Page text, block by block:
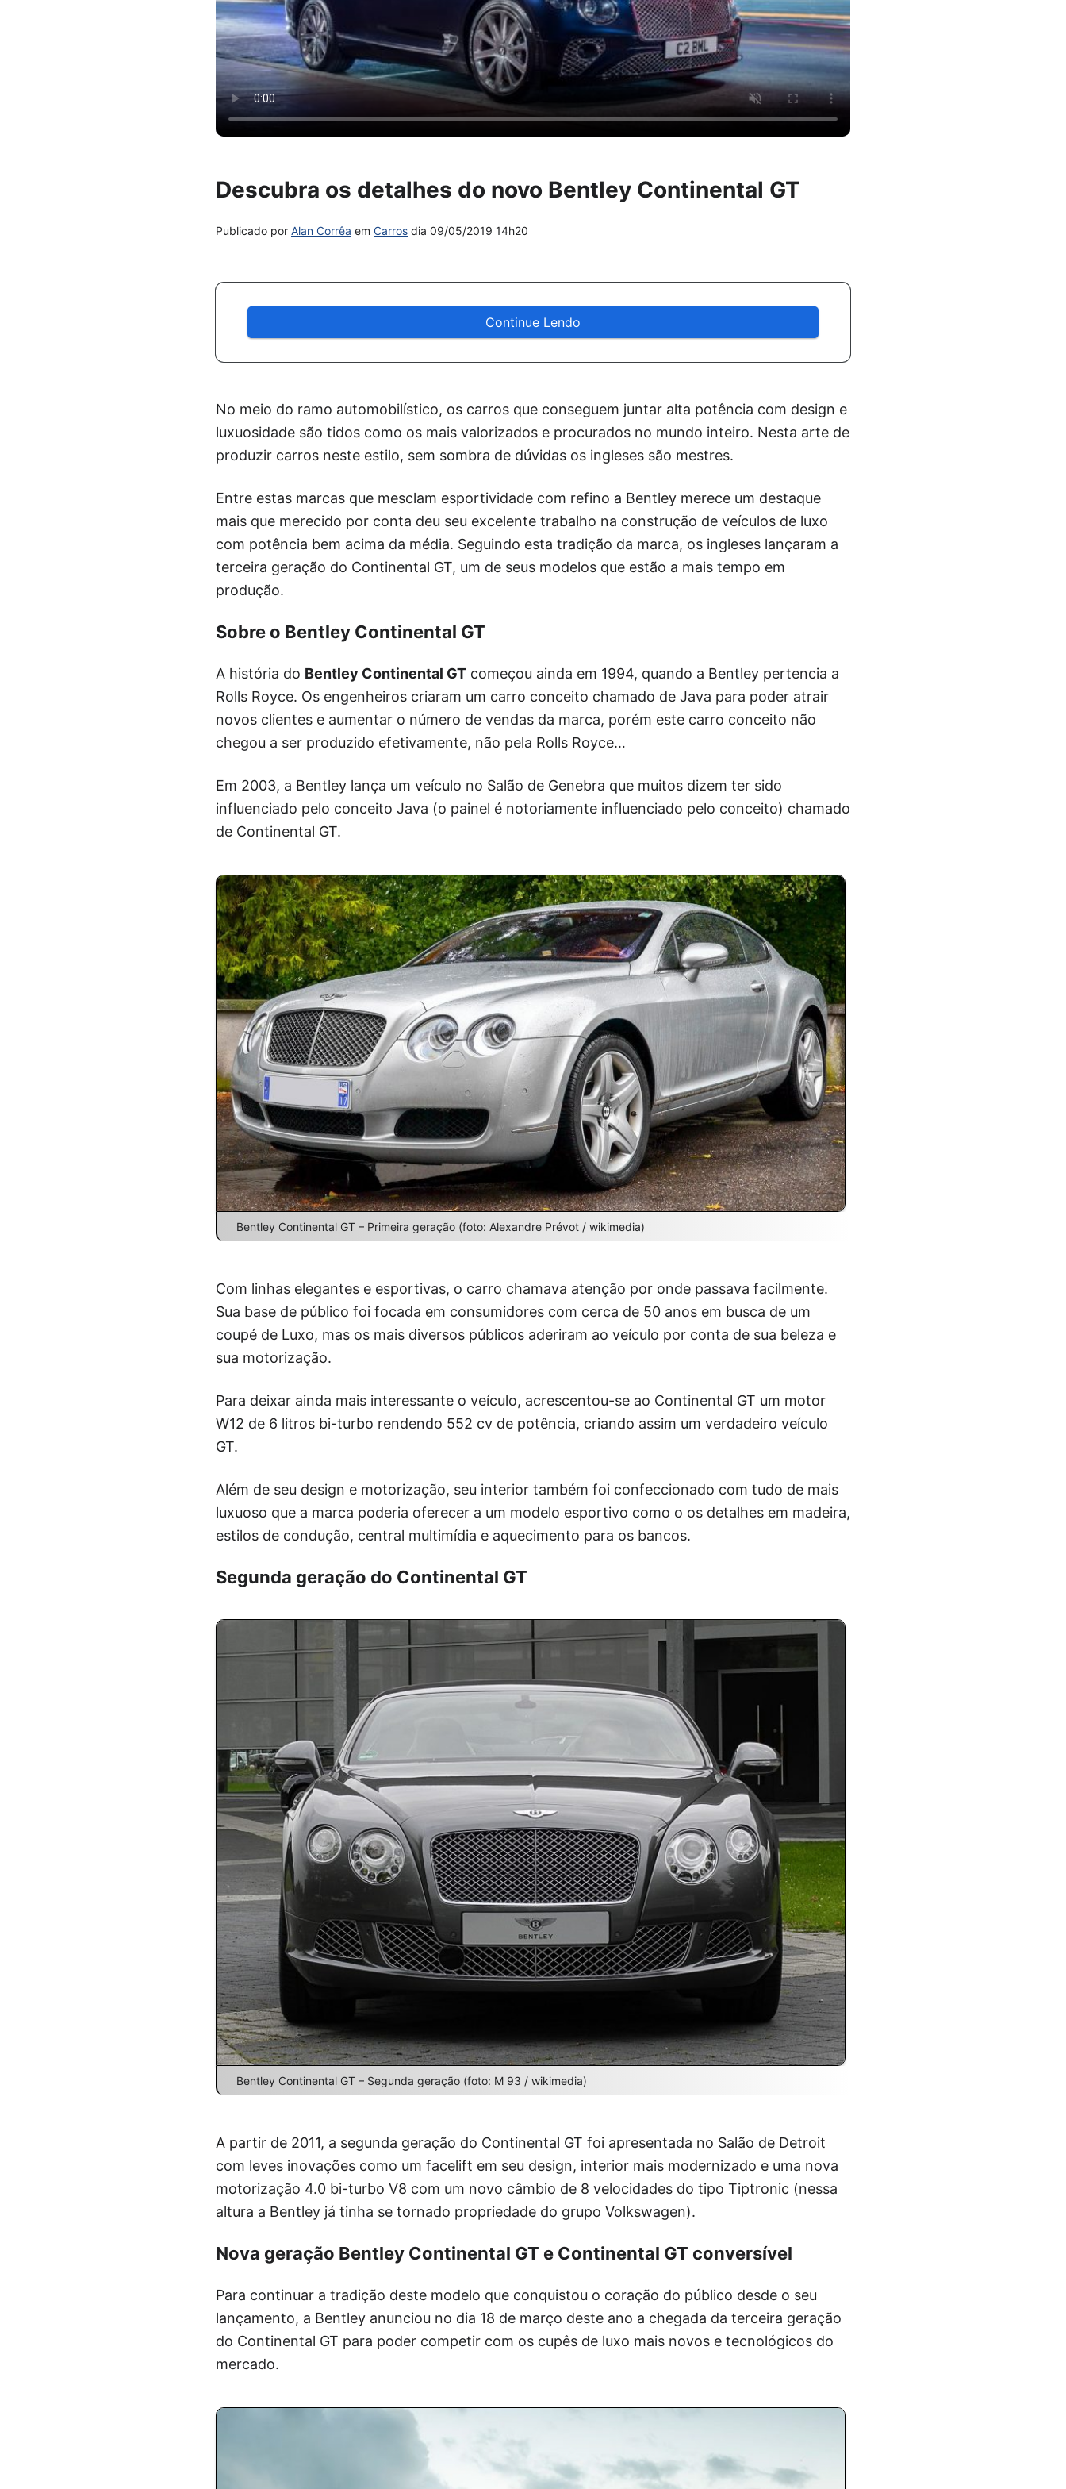
Descubra os detalhes do novo Bentley Continental GT
Publicado por Alan Corrêa em Carros dia 09/05/2019 14h20
Continue Lendo
No meio do ramo automobilístico, os carros que conseguem juntar alta potência com design e
luxuosidade são tidos como os mais valorizados e procurados no mundo inteiro. Nesta arte de
produzir carros neste estilo, sem sombra de dúvidas os ingleses são mestres.
Entre estas marcas que mesclam esportividade com refino a Bentley merece um destaque
mais que merecido por conta deu seu excelente trabalho na construção de veículos de luxo
com potência bem acima da média. Seguindo esta tradição da marca, os ingleses lançaram a
terceira geração do Continental GT, um de seus modelos que estão a mais tempo em
produção.
Sobre o Bentley Continental GT
A história do Bentley Continental GT começou ainda em 1994, quando a Bentley pertencia a
Rolls Royce. Os engenheiros criaram um carro conceito chamado de Java para poder atrair
novos clientes e aumentar o número de vendas da marca, porém este carro conceito não
chegou a ser produzido efetivamente, não pela Rolls Royce…
Em 2003, a Bentley lança um veículo no Salão de Genebra que muitos dizem ter sido
influenciado pelo conceito Java (o painel é notoriamente influenciado pelo conceito) chamado
de Continental GT.
Bentley Continental GT – Primeira geração (foto: Alexandre Prévot / wikimedia)
Com linhas elegantes e esportivas, o carro chamava atenção por onde passava facilmente.
Sua base de público foi focada em consumidores com cerca de 50 anos em busca de um
coupé de Luxo, mas os mais diversos públicos aderiram ao veículo por conta de sua beleza e
sua motorização.
Para deixar ainda mais interessante o veículo, acrescentou-se ao Continental GT um motor
W12 de 6 litros bi-turbo rendendo 552 cv de potência, criando assim um verdadeiro veículo
GT.
Além de seu design e motorização, seu interior também foi confeccionado com tudo de mais
luxuoso que a marca poderia oferecer a um modelo esportivo como o os detalhes em madeira,
estilos de condução, central multimídia e aquecimento para os bancos.
Segunda geração do Continental GT
Bentley Continental GT – Segunda geração (foto: M 93 / wikimedia)
A partir de 2011, a segunda geração do Continental GT foi apresentada no Salão de Detroit
com leves inovações como um facelift em seu design, interior mais modernizado e uma nova
motorização 4.0 bi-turbo V8 com um novo câmbio de 8 velocidades do tipo Tiptronic (nessa
altura a Bentley já tinha se tornado propriedade do grupo Volkswagen).
Nova geração Bentley Continental GT e Continental GT conversível
Para continuar a tradição deste modelo que conquistou o coração do público desde o seu
lançamento, a Bentley anunciou no dia 18 de março deste ano a chegada da terceira geração
do Continental GT para poder competir com os cupês de luxo mais novos e tecnológicos do
mercado.